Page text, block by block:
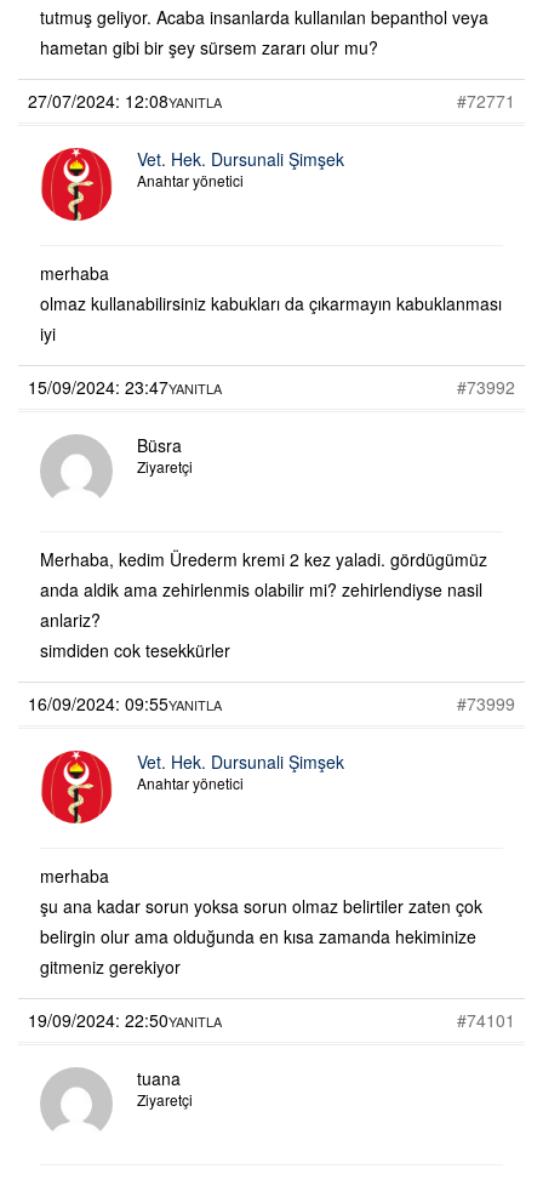
tutmuş geliyor. Acaba insanlarda kullanılan bepanthol veya
hametan gibi bir şey sürsem zararı olur mu?
27/07/2024: 12:08 #72771
YANITLA
Vet. Hek. Dursunali Şimşek
Anahtar yönetici
merhaba
olmaz kullanabilirsiniz kabukları da çıkarmayın kabuklanması
iyi
15/09/2024: 23:47 #73992
YANITLA
Büsra
Ziyaretçi
Merhaba, kedim Ürederm kremi 2 kez yaladi. gördügümüz
anda aldik ama zehirlenmis olabilir mi? zehirlendiyse nasil
anlariz?
simdiden cok tesekkürler
16/09/2024: 09:55 #73999
YANITLA
Vet. Hek. Dursunali Şimşek
Anahtar yönetici
merhaba
şu ana kadar sorun yoksa sorun olmaz belirtiler zaten çok
belirgin olur ama olduğunda en kısa zamanda hekiminize
gitmeniz gerekiyor
19/09/2024: 22:50 #74101
YANITLA
tuana
Ziyaretçi